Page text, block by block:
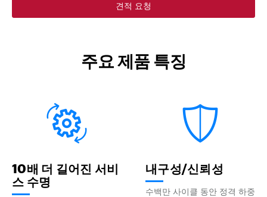
견적 요청
주요 제품 특징
10배 더 길어진 서비
스 수명
내구성/신뢰성
수백만 사이클 동안 정격 하중